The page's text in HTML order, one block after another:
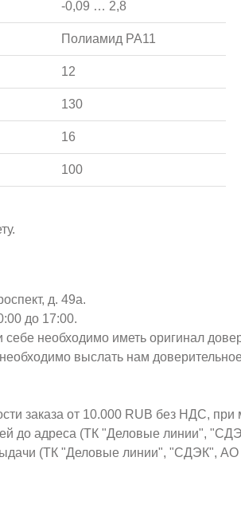
-0,09 … 2,8
Полиамид PA11
12
130
16
100
д. 49а.
до 17:00.
необходимо иметь оригинал
выслать нам
заказа от 10.000 RUB без НДС,
до адреса (ТК "Деловые линии",
(ТК "Деловые линии", "СДЭК",